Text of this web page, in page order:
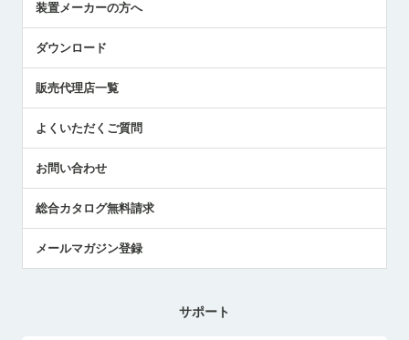
採用情報
国/地域/言語
エアマイクロセンサ製品
メトロールの技術
社員ブログ
中小企業のBCP地震対策
センサのテクニカルガイド
社長ブログ
装置メーカーの方へ
ダウンロード
販売代理店一覧
よくいただくご質問
お問い合わせ
総合カタログ無料請求
メールマガジン登録
サポート